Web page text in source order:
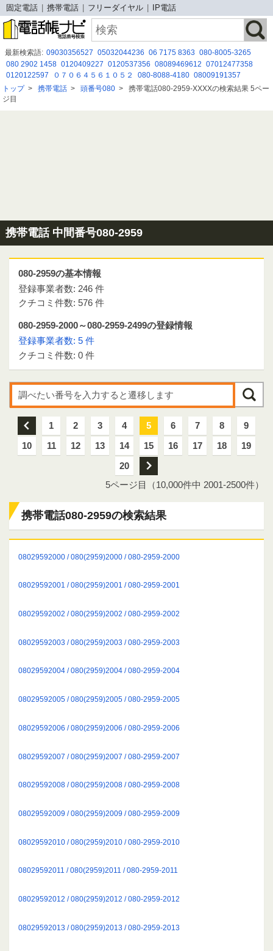
固定電話 携帯電話 フリーダイヤル IP電話
最新検索語: 09030356527 05032044236 06 7175 8363 080-8005-3265
080 2902 1458 0120409227 0120537356 08089469612 07012477358
0120122597
０７０６４５６１０５２ 080-8088-4180 08009191357
07010646333 0677130838 05052920486 08046884262 09062347764
0675264700
トップ> 携帯電話 > 頭番号080 > 携帯電話080-2959-XXXXの検索結果 5ペー
ジ目
携帯電話 中間番号080-2959
080-2959の基本情報
登録事業者数: 246 件
クチコミ件数: 576 件
080-2959-2000～080-2959-2499の登録情報
登録事業者数: 5 件
クチコミ件数: 0 件
前 1 2 3 4 5 6 7 8
9
10
11 12 13 14 15 16 17 18
19
20
次
5ページ目（10,000件中 2001-2500件）
携帯電話080-2959の検索結果
08029592000 / 080(2959)2000 / 080-2959-2000
08029592001 / 080(2959)2001 / 080-2959-2001
08029592002 / 080(2959)2002 / 080-2959-2002
08029592003 / 080(2959)2003 / 080-2959-2003
08029592004 / 080(2959)2004 / 080-2959-2004
08029592005 / 080(2959)2005 / 080-2959-2005
08029592006 / 080(2959)2006 / 080-2959-2006
08029592007 / 080(2959)2007 / 080-2959-2007
08029592008 / 080(2959)2008 / 080-2959-2008
08029592009 / 080(2959)2009 / 080-2959-2009
08029592010 / 080(2959)2010 / 080-2959-2010
08029592011 / 080(2959)2011 / 080-2959-2011
08029592012 / 080(2959)2012 / 080-2959-2012
08029592013 / 080(2959)2013 / 080-2959-2013